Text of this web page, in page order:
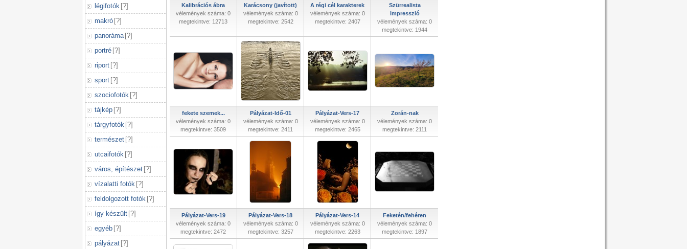
légifotók [?]
makró [?]
panoráma [?]
portré [?]
riport [?]
sport [?]
szociofotók [?]
tájkép [?]
tárgyfotók [?]
természet [?]
utcaifotók [?]
város, építészet [?]
vízalatti fotók [?]
feldolgozott fotók [?]
így készült [?]
egyéb [?]
pályázat [?]
Kalibrációs ábra
vélemények száma: 0
megtekintve: 12713
Karácsony (javított)
vélemények száma: 0
megtekintve: 2542
A régi cél karakterek
vélemények száma: 0
megtekintve: 2407
Szürrealista
impresszió
vélemények száma: 0
megtekintve: 1944
fekete szemek...
vélemények száma: 0
megtekintve: 3509
Pályázat-Idő-01
vélemények száma: 0
megtekintve: 2411
Pályázat-Vers-17
vélemények száma: 0
megtekintve: 2465
Zorán-nak
vélemények száma: 0
megtekintve: 2111
Pályázat-Vers-19
vélemények száma: 0
megtekintve: 2472
Pályázat-Vers-18
vélemények száma: 0
megtekintve: 3257
Pályázat-Vers-14
vélemények száma: 0
megtekintve: 2263
Feketén/fehéren
vélemények száma: 0
megtekintve: 1897